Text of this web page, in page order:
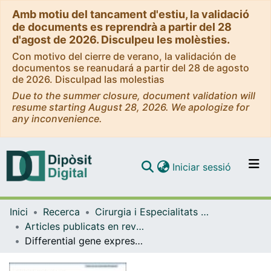
Amb motiu del tancament d'estiu, la validació
de documents es reprendrà a partir del 28
d'agost de 2026. Disculpeu les molèsties.
Con motivo del cierre de verano, la validación de
documentos se reanudará a partir del 28 de agosto
de 2026. Disculpad las molestias
Due to the summer closure, document validation will
resume starting August 28, 2026. We apologize for
any inconvenience.
Navega per tot el DD
Iniciar sessió (current)
Inici Recerca
Cirurgia i Especialitats Medicoquirúrgiques
Articles publicats en revistes (Cirurgia i Especialitats Medicoquirúrgiques)
Differential gene expression profile between progressive and de novo muscle invasive bladder cancer and its prognostic implication